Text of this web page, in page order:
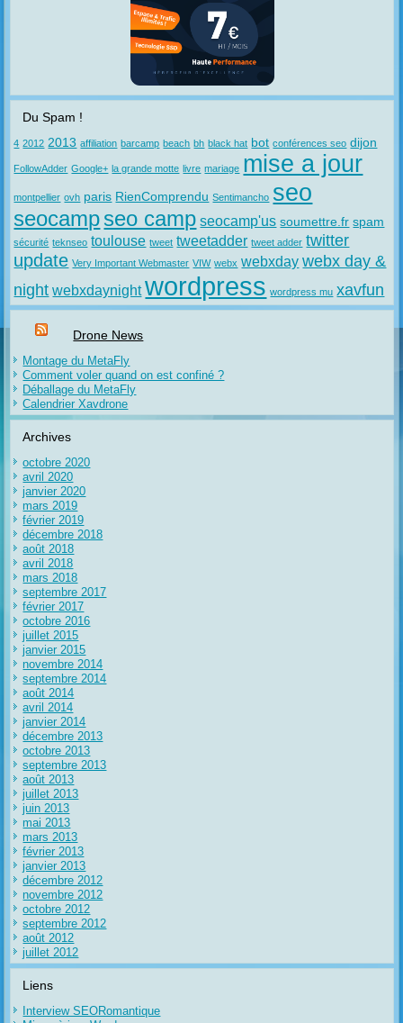
Du Spam !
4 2012 2013 affiliation barcamp beach bh black hat bot conférences seo dijon
FollowAdder Google+ la grande motte livre mariage mise a jour
montpellier ovh paris RienComprendu Sentimancho seo
seocampseo camp seocamp'us soumettre.fr spam
sécurité teknseo toulouse tweet tweetadder tweet adder twitter
update Very Important Webmaster VIW webx webxday webx day &
night webxdaynight wordpress wordpress mu xavfun
Drone News
Montage du MetaFly
Comment voler quand on est confiné ?
Déballage du MetaFly
Calendrier Xavdrone
Archives
octobre 2020
avril 2020
janvier 2020
mars 2019
février 2019
décembre 2018
août 2018
avril 2018
mars 2018
septembre 2017
février 2017
octobre 2016
juillet 2015
janvier 2015
novembre 2014
septembre 2014
août 2014
avril 2014
janvier 2014
décembre 2013
octobre 2013
septembre 2013
août 2013
juillet 2013
juin 2013
mai 2013
mars 2013
février 2013
janvier 2013
décembre 2012
novembre 2012
octobre 2012
septembre 2012
août 2012
juillet 2012
Liens
Interview SEORomantique